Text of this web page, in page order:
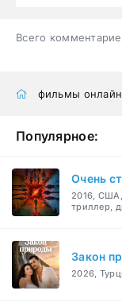
Всего
фильмы онлайн
Популярное:
Очень
2016, США,
триллер,
Закон
2026,